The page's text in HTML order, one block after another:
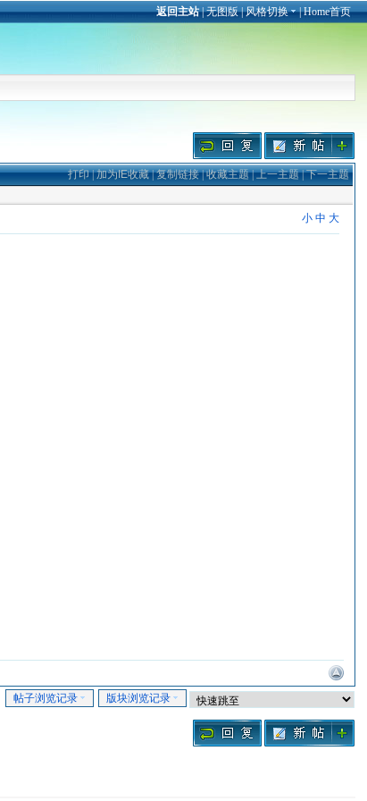
返回主站|无图版|风格切换 |Home首页
打印|加为IE收藏|复制链接|收藏主题|上一主题|下一主题
小 中 大
帖子浏览记录 版块浏览记录